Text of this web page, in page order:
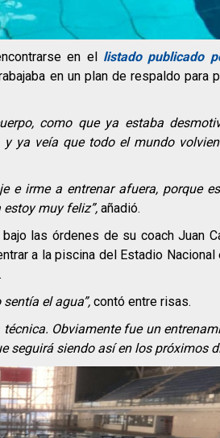
en el listado publicado
en un plan de respaldo para
como que ya estaba
ya veía que todo el mundo
e irme a entrenar afuera, porque
muy feliz”, añadió.
las órdenes de su coach Juan
a la piscina del Estadio Nacional
el agua”, contó entre risas.
Obviamente fue un
seguirá siendo así en los próximos